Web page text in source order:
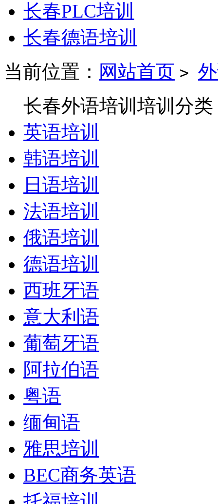
长春PLC培训
长春德语培训
当前位置： 网站首页 >
长春外语培训培训分类
英语培训
韩语培训
日语培训
法语培训
俄语培训
德语培训
西班牙语
意大利语
葡萄牙语
阿拉伯语
粤语
缅甸语
雅思培训
BEC商务英语